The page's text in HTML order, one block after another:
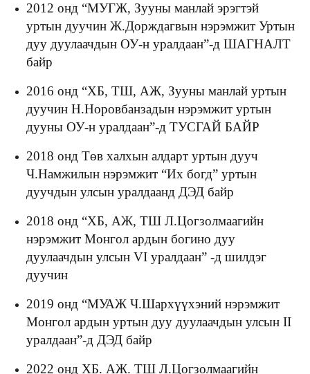
2012 онд “МУГЖ, Зууны манлай эрэгтэй
уртын дуучин Ж.Дорждагвын нэрэмжит Уртын
дуу дуулаачдын ОУ-н уралдаан”-д ШАГНАЛТ
байр
2016 онд “ХБ, ТШ, АЖ, Зууны манлай уртын
дуучин Н.Норовбанзадын нэрэмжит уртын
дууны ОУ-н уралдаан”-д ТУСГАЙ БАЙР
2018 онд Төв халхын алдарт уртын дууч
Ч.Намжилын нэрэмжит “Их богд” уртын
дуучдын улсын уралдаанд ДЭД байр
2018 онд “ХБ, АЖ, ТШ Л.Цогзолмаагийн
нэрэмжит Монгол ардын богино дуу
дуулаачдын улсын VI уралдаан” -д шилдэг
дуучин
2019 онд “МУАЖ Ч.Шархүүхэний нэрэмжит
Монгол ардын уртын дуу дуулаачдын улсын II
уралдаан”-д ДЭД байр
2022 онд ХБ. АЖ. ТШ Л.Цогзолмаагийн